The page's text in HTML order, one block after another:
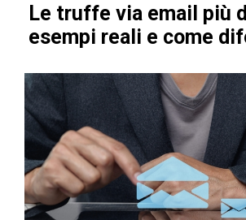
Le truffe via email più
esempi reali e come